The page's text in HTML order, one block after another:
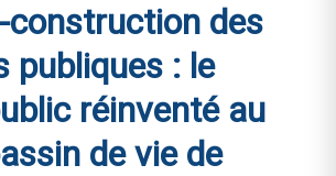
construction des
publiques : le
réinventé au
de vie de